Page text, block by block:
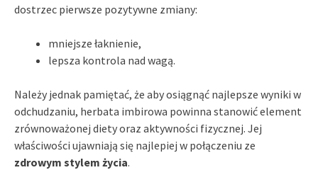
dostrzec pierwsze pozytywne zmiany:
mniejsze łaknienie,
lepsza kontrola nad wagą.
Należy jednak pamiętać, że aby osiągnąć najlepsze wyniki w
odchudzaniu, herbata imbirowa powinna stanowić element
zrównoważonej diety oraz aktywności fizycznej. Jej
właściwości ujawniają się najlepiej w połączeniu ze
zdrowym stylem życia.